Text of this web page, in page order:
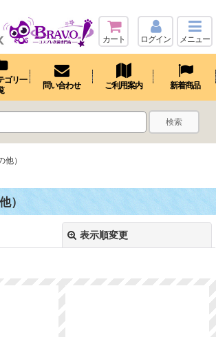
カート ログイン メニュー
ゴリ一
問い合わせ ご利用案内 新着商品
検索
他）
）
表示順変更